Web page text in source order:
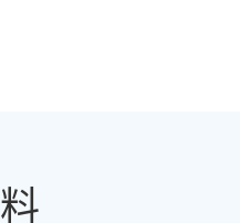
料